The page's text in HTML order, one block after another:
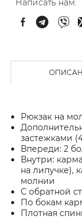
Написать нам:
Рюкзак на
застежками
Впереди: 2
Внутри:
на липучке),
молнии
С обратной
По бокам
Плотная